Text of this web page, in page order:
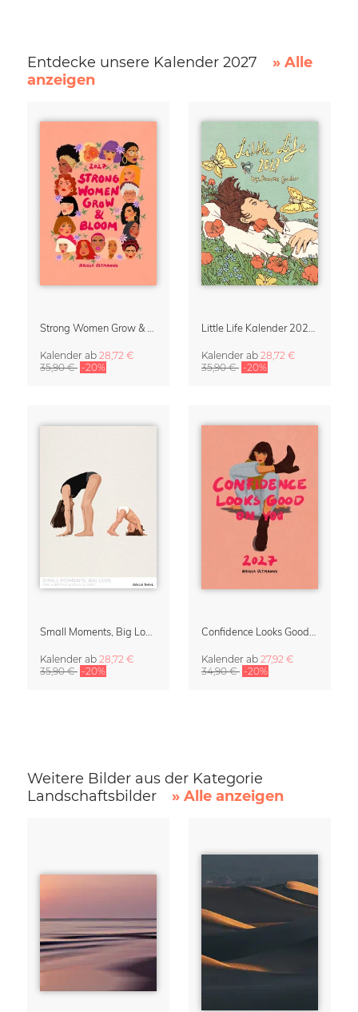
Entdecke unsere Kalender 2027
» Alle
anzeigen
Kalender ab 28,72 €
35,90 € -20%
Kalender ab 28,72 €
35,90 € -20%
Kalender ab 28,72 €
35,90 € -20%
Kalender ab 27,92 €
34,90 € -20%
Weitere Bilder aus der Kategorie
Landschaftsbilder
» Alle anzeigen